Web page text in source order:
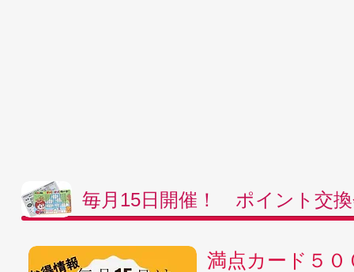
毎月15日開催！ ポイント交
満点カード５０